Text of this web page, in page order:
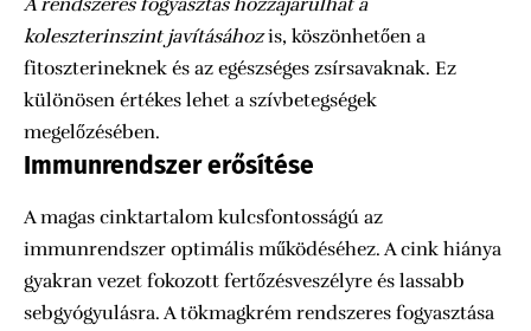
koleszterinszint javításáhozis, köszönhetően a
fitoszterineknek és az egészséges zsírsavaknak. Ez
különösen értékes lehet a szívbetegségek
megelőzésében.
Immunrendszer erősítése
A magas cinktartalom kulcsfontosságú az
immunrendszer optimális működéséhez. A cink hiánya
gyakran vezet fokozott fertőzésveszélyre és lassabb
sebgyógyulásra. A tökmagkrém rendszeres fogyasztása